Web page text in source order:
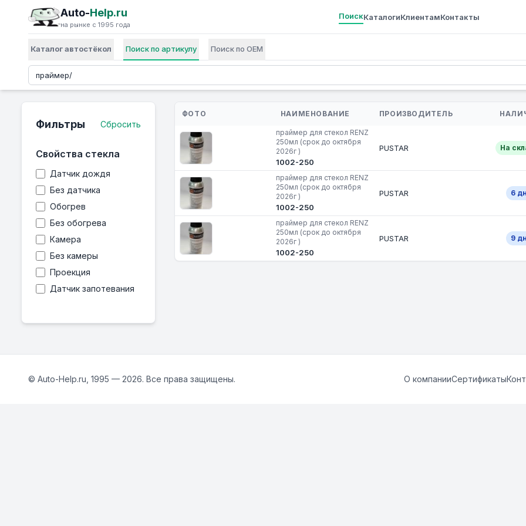
Auto-Help.ru
на рынке с 1995 года
ПоискКаталогиКлиентамКонтакты
Каталог автостёкол Поиск по артикулу Поиск по OEM
Фильтры Сбросить
Свойства стекла
Датчик дождя
Без датчика
Обогрев
Без обогрева
Камера
Без камеры
Проекция
Датчик запотевания
ФОТО НАИМЕНОВАНИЕ ПРОИЗВОДИТЕЛЬ
праймер для стекол RENZ
250мл (срок до октября
2026г )
1002-250
PUSTAR На
праймер для стекол RENZ
250мл (срок до октября
2026г )
1002-250
PUSTAR 6
праймер для стекол RENZ
250мл (срок до октября
2026г )
1002-250
PUSTAR 9
© Auto-Help.ru, 1995 — 2026. Все права защищены. О компанииСертификаты